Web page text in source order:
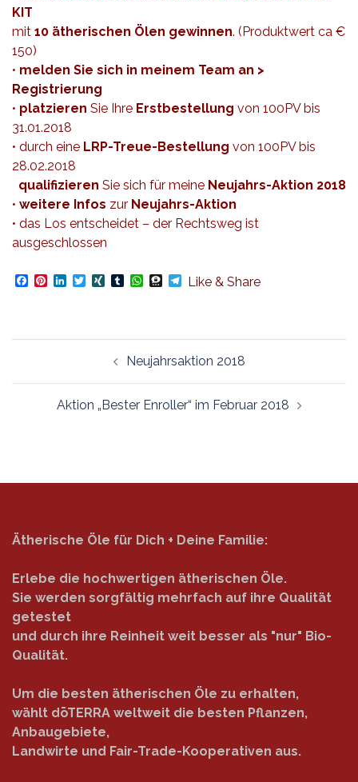
KIT
mit 10 ätherischen Ölen gewinnen. (Produktwert ca €
150)
• melden Sie sich in meinem Team an >
Registrierung
• platzieren Sie Ihre Erstbestellung von 100PV bis
31.01.2018
• durch eine LRP-Treue-Bestellung von 100PV bis
28.02.2018
qualifizieren Sie sich für meine Neujahrs-Aktion 2018
• weitere Infos zur Neujahrs-Aktion
• das Los entscheidet – der Rechtsweg ist
ausgeschlossen
Facebook
Pinterest
LinkedIn
TwitterXINGTumblrWhatsApp
Threema
Telegram
Like & Share
Neujahrsaktion 2018
Aktion „Bester Enroller“ im Februar 2018
Ätherische Öle für Dich + Deine Familie:
Erlebe die hochwertigen ätherischen Öle.
Sie werden sorgfältig mehrfach auf ihre Qualität
getestet
und durch ihre Reinheit weit besser als "nur" Bio-
Qualität.
Um die besten ätherischen Öle zu erhalten,
wählt dōTERRA weltweit die besten Pflanzen,
Anbaugebiete,
Landwirte und Fair-Trade-Kooperativen aus.